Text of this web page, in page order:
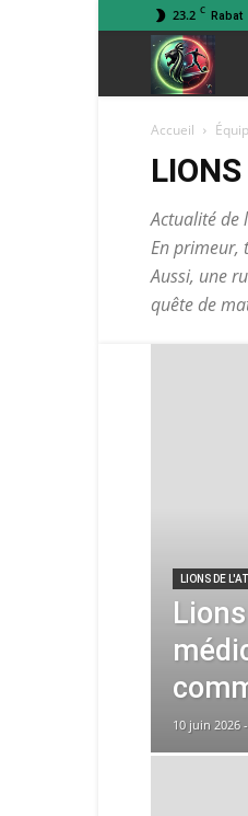
23.2 C Rabat
Accueil
Actualité de
En primeur,
Aussi, une
quête de
LIONS DE
10 juin 2026